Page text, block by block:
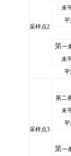
采样点2
未
第一
未
采样点3
第二
未
第一